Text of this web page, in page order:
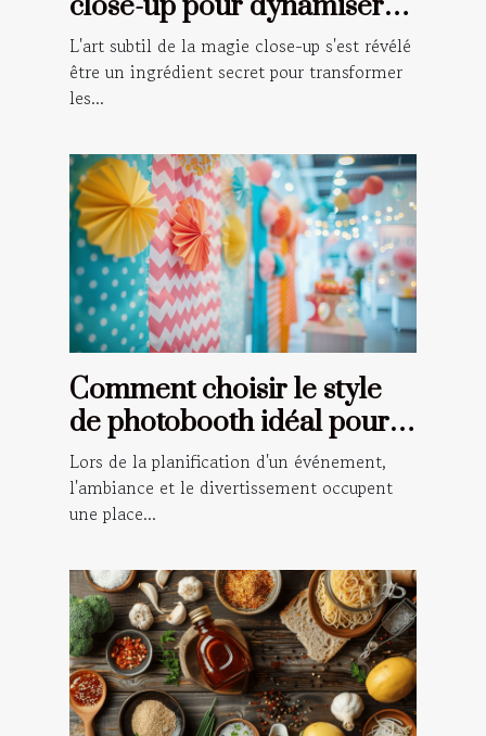
vos événements spéciaux
L'art subtil de la magie close-up s'est révélé
être un ingrédient secret pour transformer
les...
Comment choisir le style
de photobooth idéal pour
votre événement
Lors de la planification d'un événement,
l'ambiance et le divertissement occupent
une place...